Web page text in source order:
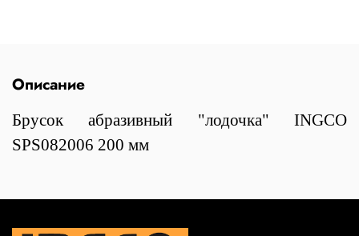
Описание
Брусок абразивный "лодочка" INGCO
SPS082006 200 мм